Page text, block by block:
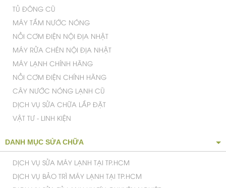
TỦ ĐÔNG CŨ
MÁY TẮM NƯỚC NÓNG
NỒI CƠM ĐIỆN NỘI ĐỊA NHẬT
MÁY RỬA CHÉN NỘI ĐỊA NHẬT
MÁY LẠNH CHÍNH HÃNG
NỒI CƠM ĐIỆN CHÍNH HÃNG
CÂY NƯỚC NÓNG LẠNH CŨ
DỊCH VỤ SỬA CHỮA LẮP ĐẶT
VẬT TƯ - LINH KIỆN
DANH MỤC SỬA CHỮA
DỊCH VỤ SỬA MÁY LẠNH TẠI TP.HCM
DỊCH VỤ BẢO TRÌ MÁY LẠNH TẠI TP.HCM